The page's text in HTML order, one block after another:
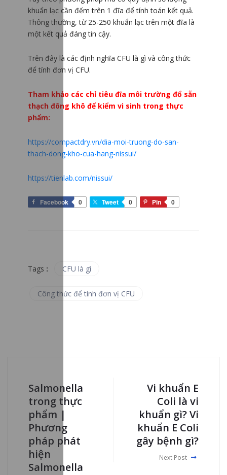
khuẩn lạc cần đếm trên 1 đĩa để tính toán kết quả.
Thông thường, từ 25-250 khuẩn lạc trên một đĩa là
một kết quả đáng tin cậy.
Trên đây là các định nghĩa CFU là gì và công thức
để tính đơn vị CFU.
Tham khảo các chỉ tiêu đĩa môi trường đổ sẵn
thạch đông khô để kiểm vi sinh trong thực
phẩm:
https://compactdry.vn/dia-moi-truong-do-san-
thach-dong-kho-cua-hang-nissui/
https://tienlab.com/nissui/
Facebook 0 Tweet 0 Pin 0
Tags : CFU là gì
Công thức để tính đơn vị CFU
Salmonella
trong thực
phẩm |
Phương
pháp phát
hiện
Salmonella
Vi khuẩn E
Coli là vi
khuẩn gì? Vi
khuẩn E Coli
gây bệnh gì?
Next Post